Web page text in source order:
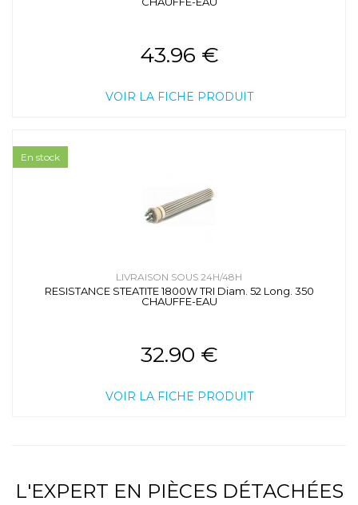
43.96 €
VOIR LA FICHE PRODUIT
LIVRAISON SOUS 24H/48H
RESISTANCE STEATITE 1800W TRI Diam. 52 Long. 350
CHAUFFE-EAU
32.90 €
VOIR LA FICHE PRODUIT
En stock
L'EXPERT EN PIÈCES DÉTACHÉES